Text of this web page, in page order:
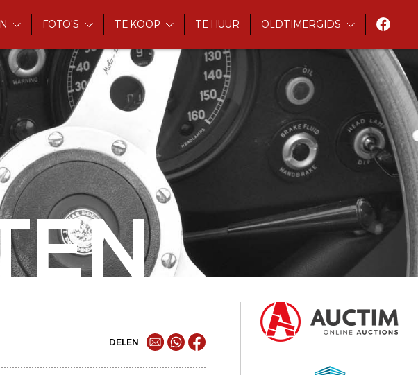
FOTO'S TE KOOP TE HUUR OLDTIMERGIDS
DELEN